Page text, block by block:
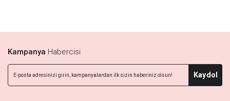
Kampanya Habercisi
Kaydol